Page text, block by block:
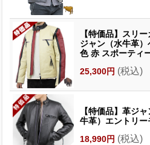
【特価品】スリ
ジャン（水牛革
色 赤 スポーティ
25,300円 (税込)
【特価品】革ジ
牛革）エントリ
18,990円 (税込)